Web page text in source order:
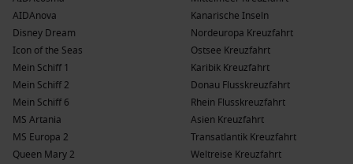
AIDAnova
Disney Dream
Icon of the Seas
Mein Schiff 1
Mein Schiff 2
Mein Schiff 6
MS Artania
MS Europa 2
Queen Mary 2
Kanarische Inseln
Nordeuropa Kreuzfahrt
Ostsee Kreuzfahrt
Karibik Kreuzfahrt
Donau Flusskreuzfahrt
Rhein Flusskreuzfahrt
Asien Kreuzfahrt
Transatlantik Kreuzfahrt
Weltreise Kreuzfahrt